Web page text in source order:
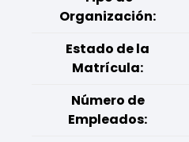
Organización:
Estado de la
Matrícula:
Número de
Empleados: